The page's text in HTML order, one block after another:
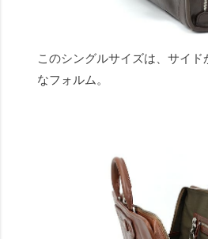
このシングルサイズは、サイド
なフォルム。